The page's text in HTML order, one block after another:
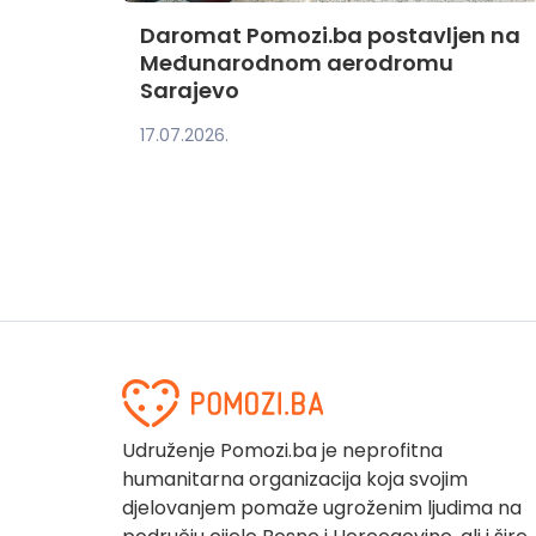
Daromat Pomozi.ba postavljen na
Međunarodnom aerodromu
Sarajevo
17.07.2026.
Udruženje Pomozi.ba je neprofitna
humanitarna organizacija koja svojim
djelovanjem pomaže ugroženim ljudima na